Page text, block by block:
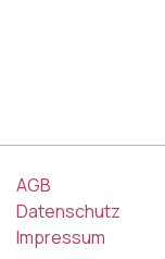
AGB
Datenschutz
Impressum